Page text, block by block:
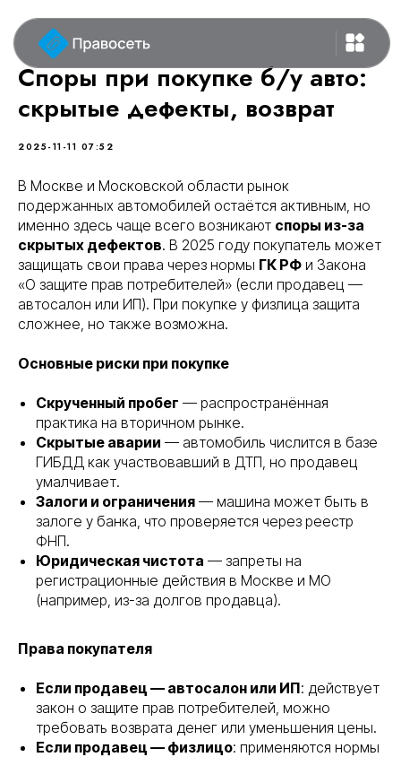
Споры при покупке б/у авто:
скрытые дефекты, возврат
2025-11-11 07:52
В Москве и Московской области рынок
подержанных автомобилей остаётся активным, но
именно здесь чаще всего возникают споры из-за
скрытых дефектов. В 2025 году покупатель может
защищать свои права через нормы ГК РФ и Закона
«О защите прав потребителей» (если продавец —
автосалон или ИП). При покупке у физлица защита
сложнее, но также возможна.
Основные риски при покупке
Скрученный пробег — распространённая
практика на вторичном рынке.
Скрытые аварии — автомобиль числится в базе
ГИБДД как участвовавший в ДТП, но продавец
умалчивает.
Залоги и ограничения — машина может быть в
залоге у банка, что проверяется через реестр
ФНП.
Юридическая чистота — запреты на
регистрационные действия в Москве и МО
(например, из-за долгов продавца).
Права покупателя
Если продавец — автосалон или ИП: действует
закон о защите прав потребителей, можно
требовать возврата денег или уменьшения цены.
Если продавец — физлицо: применяются нормы